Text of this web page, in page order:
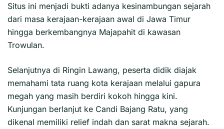
Situs ini menjadi bukti adanya kesinambungan sejarah
dari masa kerajaan-kerajaan awal di Jawa Timur
hingga berkembangnya Majapahit di kawasan
Trowulan.
Selanjutnya di Ringin Lawang, peserta didik diajak
memahami tata ruang kota kerajaan melalui gapura
megah yang masih berdiri kokoh hingga kini.
Kunjungan berlanjut ke Candi Bajang Ratu, yang
dikenal memiliki relief indah dan sarat makna sejarah.